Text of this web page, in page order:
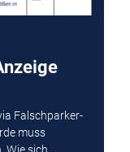
Falschparker-
muss